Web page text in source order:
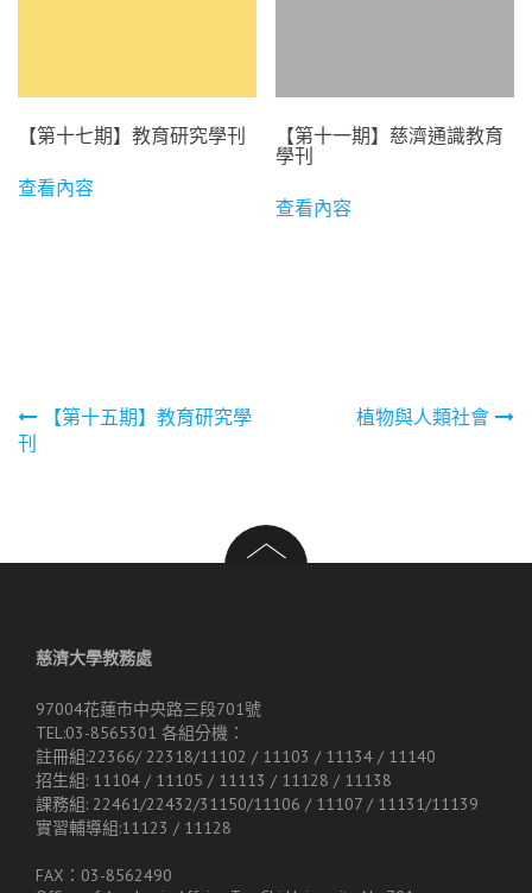
【第十七期】教育研究學刊
查看內容
【第十一期】慈濟通識教育
學刊
查看內容
文
章
【第十五期】教育研究學
刊
植物與人類社會
慈濟大學教務處
97004花蓮市中央路三段701號
TEL:03-8565301 各組分機：
註冊組:22366/ 22318/11102 / 11103 / 11134 / 11140
招生組: 11104 / 11105 / 11113 / 11128 / 11138
課務組: 22461/22432/31150/11106 / 11107 / 11131/11139
實習輔導組:11123 / 11128
FAX：03-8562490